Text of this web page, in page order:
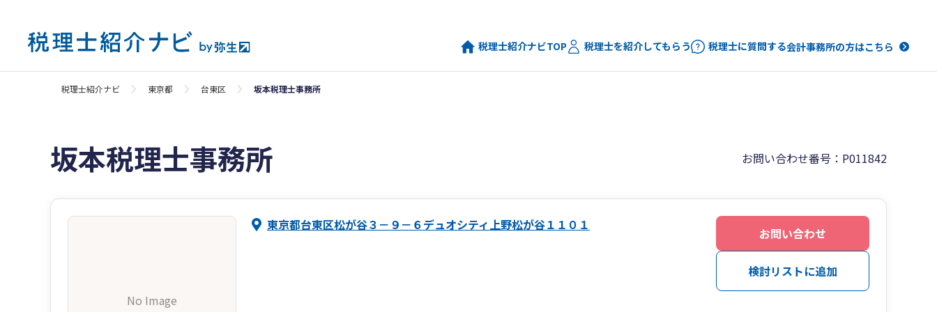
税理士紹介ナビTOP 税理士を紹介してもらう 税理士に質問する会計事務所の方はこちら
税理士紹介ナビ 東京都 台東区 坂本税理士事務所
坂本税理士事務所 お問い合わせ番号：P011842
No Image
東京都台東区松が谷３－９－６デュオシティ上野松が谷１１０１
お問い合わせ
検討リストに追加